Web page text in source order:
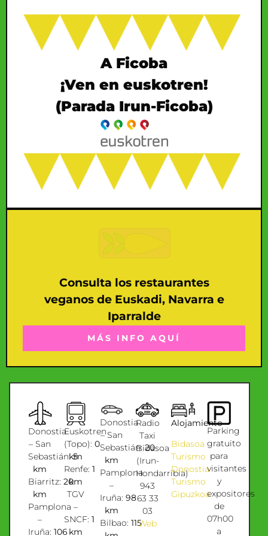
A Ficoba
¡Ven en euskotren!
(Parada Irun-Ficoba)
Consulta los restaurantes
veganos de Euskadi, Navarra e
Iparralde
MÁS INFO AQUÍ
Donostia
– San
Sebastián:5
km
Biarritz: 20
km
Pamplona
–
Iruña: 106
Euskotren
(Topo): 0
km
Renfe: 1
km
TGV
–
SNCF: 1
km
Donostia
– San
Sebastián:20
km
Pamplona
–
Iruña: 98
km
Bilbao: 115
Radio
Taxi
Bidasoa
(Irun-
Hondarribia)
943
63 33
03
Web
Alojamiento
Bidasoa
Turismo
Donostia
Turismo
Gipuzkoa
Parking
gratuito
para
visitantes
y
expositores
de
07h00
a